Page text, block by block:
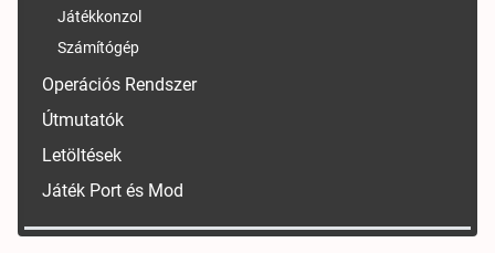
Játékkonzol
Számítógép
Operációs Rendszer
Útmutatók
Letöltések
Játék Port és Mod